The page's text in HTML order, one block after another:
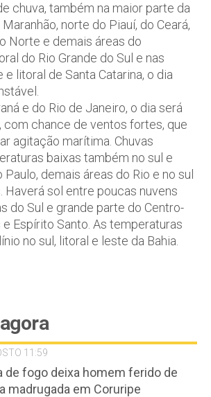
chuva, também na maior parte da
norte do Piauí, do Ceará,
Norte e demais áreas do
do Rio Grande do Sul e nas
litoral de Santa Catarina, o dia
e do Rio de Janeiro, o dia será
com chance de ventos fortes, que
agitação marítima. Chuvas
baixas também no sul e
demais áreas do Rio e no sul
Haverá sol entre poucas nuvens
do Sul e grande parte do Centro-
Espírito Santo. As temperaturas
no sul, litoral e leste da Bahia.
11:59
de fogo deixa homem ferido de
madrugada em Coruripe